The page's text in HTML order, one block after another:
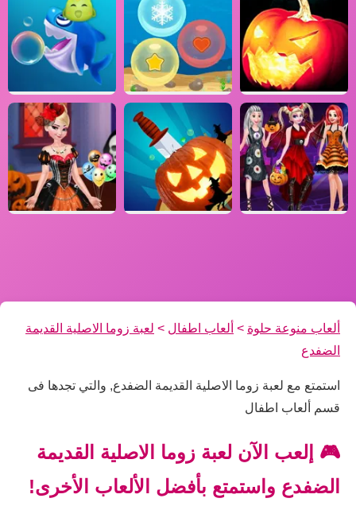
ألعاب منوعة حلوة > ألعاب اطفال > لعبة زوما الاصلية القديمة
الضفدع
استمتع مع لعبة زوما الاصلية القديمة الضفدع, والتي تجدها فى
قسم ألعاب اطفال
🎮 إلعب الآن لعبة زوما الاصلية القديمة
الضفدع واستمتع بأفضل الألعاب الأخرى!